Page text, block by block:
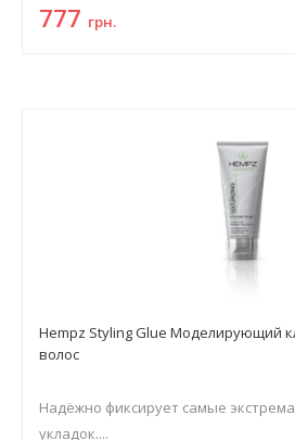
777 грн.
Hempz Styling Glue Моделирующий
волос
Надёжно фиксирует самые
укладок....